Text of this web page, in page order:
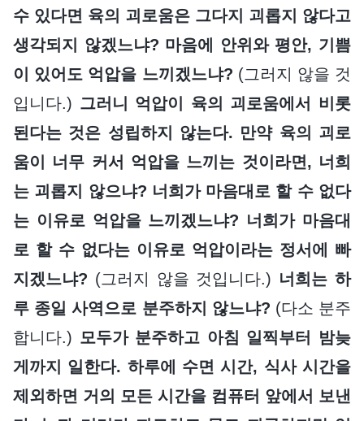
수 있다면 육의 괴로움은 그다지 괴롭지 않다고
생각되지 않겠느냐? 마음에 안위와 평안, 기쁨
이 있어도 억압을 느끼겠느냐? (그러지 않을 것
입니다.) 그러니 억압이 육의 괴로움에서 비롯
된다는 것은 성립하지 않는다. 만약 육의 괴로
움이 너무 커서 억압을 느끼는 것이라면, 너희
는 괴롭지 않으냐? 너희가 마음대로 할 수 없다
는 이유로 억압을 느끼겠느냐? 너희가 마음대
로 할 수 없다는 이유로 억압이라는 정서에 빠
지겠느냐? (그러지 않을 것입니다.) 너희는 하
루 종일 사역으로 분주하지 않느냐? (다소 분주
합니다.) 모두가 분주하고 아침 일찍부터 밤늦
게까지 일한다. 하루에 수면 시간, 식사 시간을
제외하면 거의 모든 시간을 컴퓨터 앞에서 보낸